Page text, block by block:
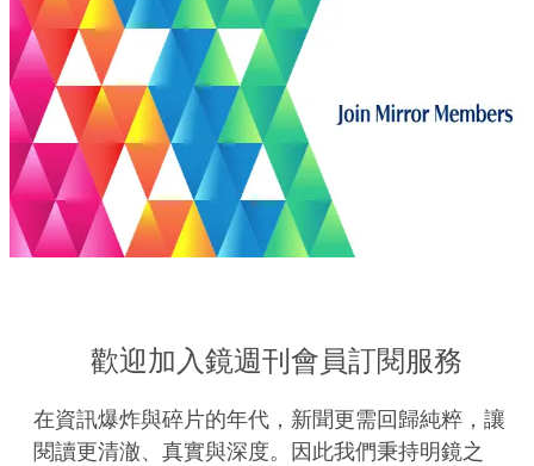
歡迎加入鏡週刊會員訂閱服務
在資訊爆炸與碎片的年代，新聞更需回歸純粹，讓
閱讀更清澈、真實與深度。因此我們秉持明鏡之